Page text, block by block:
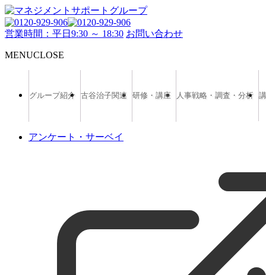
営業時間：平日9:30 ～ 18:30 お問い合わせ
MENUCLOSE
グループ紹介 古谷治子関連 研修・講座 人事戦略・調査・分析
アンケート・サーベイ